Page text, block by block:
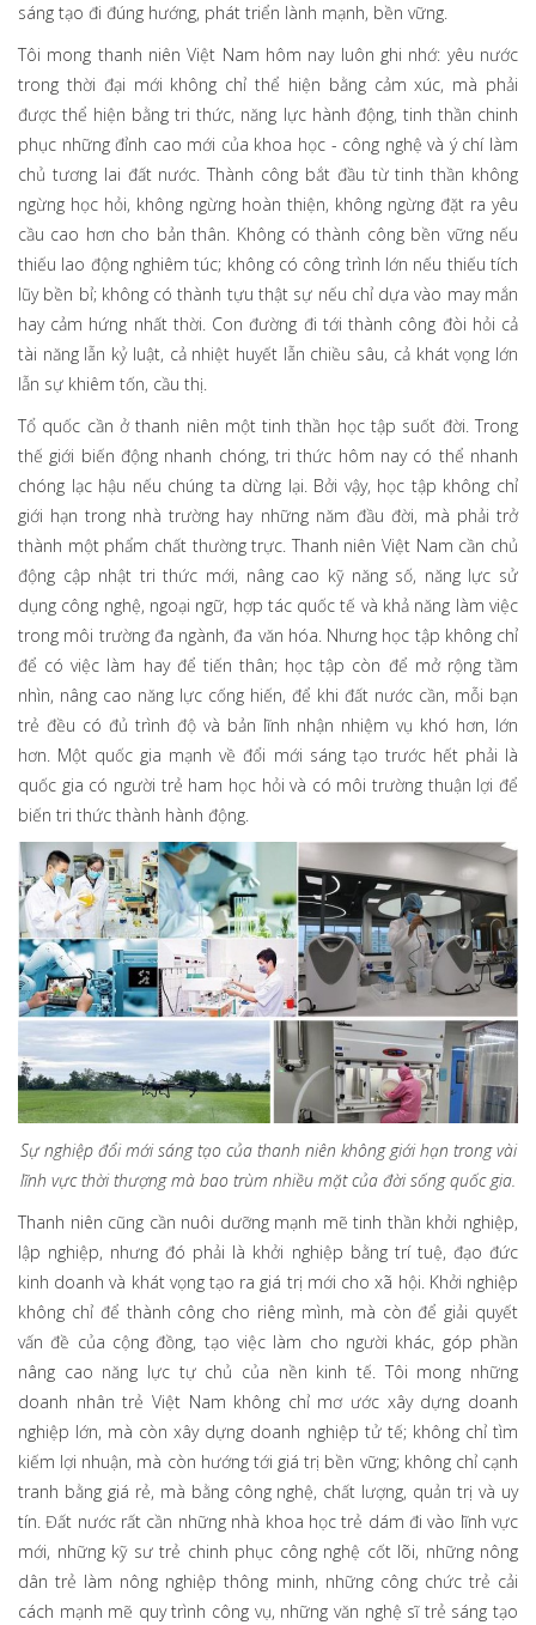
sáng tạo đi đúng hướng, phát triển lành mạnh, bền vững.
Tôi mong thanh niên Việt Nam hôm nay luôn ghi nhớ: yêu nước
trong thời đại mới không chỉ thể hiện bằng cảm xúc, mà phải
được thể hiện bằng tri thức, năng lực hành động, tinh thần chinh
phục những đỉnh cao mới của khoa học - công nghệ và ý chí làm
chủ tương lai đất nước. Thành công bắt đầu từ tinh thần không
ngừng học hỏi, không ngừng hoàn thiện, không ngừng đặt ra yêu
cầu cao hơn cho bản thân. Không có thành công bền vững nếu
thiếu lao động nghiêm túc; không có công trình lớn nếu thiếu tích
lũy bền bỉ; không có thành tựu thật sự nếu chỉ dựa vào may mắn
hay cảm hứng nhất thời. Con đường đi tới thành công đòi hỏi cả
tài năng lẫn kỷ luật, cả nhiệt huyết lẫn chiều sâu, cả khát vọng lớn
lẫn sự khiêm tốn, cầu thị.
Tổ quốc cần ở thanh niên một tinh thần học tập suốt đời. Trong
thế giới biến động nhanh chóng, tri thức hôm nay có thể nhanh
chóng lạc hậu nếu chúng ta dừng lại. Bởi vậy, học tập không chỉ
giới hạn trong nhà trường hay những năm đầu đời, mà phải trở
thành một phẩm chất thường trực. Thanh niên Việt Nam cần chủ
động cập nhật tri thức mới, nâng cao kỹ năng số, năng lực sử
dụng công nghệ, ngoại ngữ, hợp tác quốc tế và khả năng làm việc
trong môi trường đa ngành, đa văn hóa. Nhưng học tập không chỉ
để có việc làm hay để tiến thân; học tập còn để mở rộng tầm
nhìn, nâng cao năng lực cống hiến, để khi đất nước cần, mỗi bạn
trẻ đều có đủ trình độ và bản lĩnh nhận nhiệm vụ khó hơn, lớn
hơn. Một quốc gia mạnh về đổi mới sáng tạo trước hết phải là
quốc gia có người trẻ ham học hỏi và có môi trường thuận lợi để
biến tri thức thành hành động.
Sự nghiệp đổi mới sáng tạo của thanh niên không giới hạn trong vài
lĩnh vực thời thượng mà bao trùm nhiều mặt của đời sống quốc gia.
Thanh niên cũng cần nuôi dưỡng mạnh mẽ tinh thần khởi nghiệp,
lập nghiệp, nhưng đó phải là khởi nghiệp bằng trí tuệ, đạo đức
kinh doanh và khát vọng tạo ra giá trị mới cho xã hội. Khởi nghiệp
không chỉ để thành công cho riêng mình, mà còn để giải quyết
vấn đề của cộng đồng, tạo việc làm cho người khác, góp phần
nâng cao năng lực tự chủ của nền kinh tế. Tôi mong những
doanh nhân trẻ Việt Nam không chỉ mơ ước xây dựng doanh
nghiệp lớn, mà còn xây dựng doanh nghiệp tử tế; không chỉ tìm
kiếm lợi nhuận, mà còn hướng tới giá trị bền vững; không chỉ cạnh
tranh bằng giá rẻ, mà bằng công nghệ, chất lượng, quản trị và uy
tín. Đất nước rất cần những nhà khoa học trẻ dám đi vào lĩnh vực
mới, những kỹ sư trẻ chinh phục công nghệ cốt lõi, những nông
dân trẻ làm nông nghiệp thông minh, những công chức trẻ cải
cách mạnh mẽ quy trình công vụ, những văn nghệ sĩ trẻ sáng tạo